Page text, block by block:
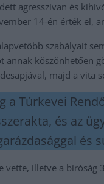
agresszívan és
14-én érték el,
szabályait
annak köszönhetően
majd a vita
a Túrkevei
és az
és
vette, illetve a bíróság